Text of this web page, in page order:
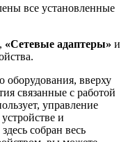
все установленные
«Сетевые адаптеры» и
оборудования, вверху
связанные с работой
управление
и
собран весь